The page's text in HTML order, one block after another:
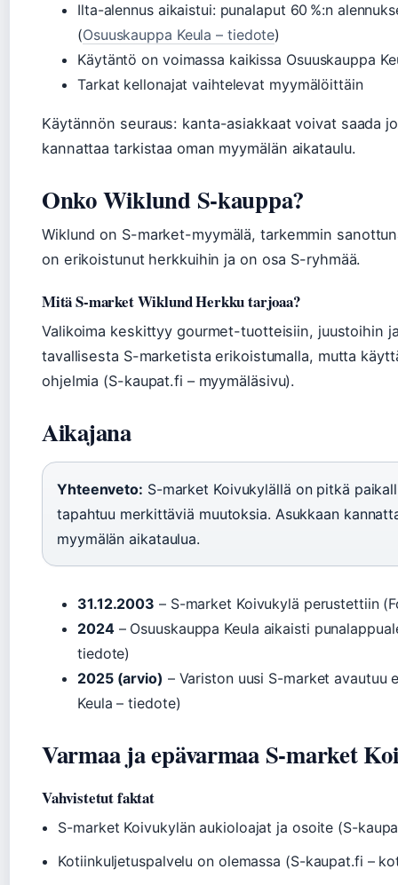
Ilta-alennus aikaistui: punalaput 60 %:n
(Osuuskauppa Keula – tiedote)
Käytäntö on voimassa kaikissa Osuuskauppa
Tarkat kellonajat vaihtelevat myymälöittäin
Käytännön seuraus: kanta-asiakkaat voivat saada
kannattaa tarkistaa oman myymälän aikataulu.
Onko Wiklund S-kauppa?
Wiklund on S-market-myymälä, tarkemmin
on erikoistunut herkkuihin ja on osa S-ryhmää.
Mitä S-market Wiklund Herkku tarjoaa?
Valikoima keskittyy gourmet-tuotteisiin, juustoihin
tavallisesta S-marketista erikoistumalla, mutta
ohjelmia (S-kaupat.fi – myymäläsivu).
Aikajana
Yhteenveto: S-market Koivukylällä on pitkä
tapahtuu merkittäviä muutoksia. Asukkaan
myymälän aikataulua.
31.12.2003 – S-market Koivukylä perustettiin
2024– Osuuskauppa Keula aikaisti
tiedote)
2025 (arvio) – Variston uusi S-market avautuu
Keula – tiedote)
Varmaa ja epävarmaa S-market
Vahvistetut faktat
S-market Koivukylän aukioloajat ja osoite (S-
Kotiinkuljetuspalvelu on olemassa (S-kaupat.fi –